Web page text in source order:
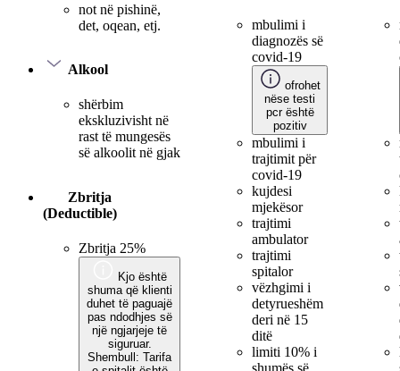
not në pishinë,
det, oqean, etj.
Alkool
shërbim
ekskluzivisht në
rast të mungesës
së alkoolit në gjak
Zbritja
(Deductible)
Zbritja 25%
Kjo është
shuma që klienti
duhet të paguajë
pas ndodhjes së
një ngjarjeje të
siguruar.
Shembull: Tarifa
mbulimi i
diagnozës së
covid-19
ofrohet
nëse testi
pcr është
pozitiv
mbulimi i
trajtimit për
covid-19
kujdesi
mjekësor
trajtimi
ambulator
trajtimi
spitalor
vëzhgimi i
detyrueshëm
deri në 15
ditë
limiti 10% i